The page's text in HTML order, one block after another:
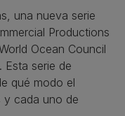
una nueva serie
Productions
Ocean Council
Esta serie de
qué modo el
cada uno de